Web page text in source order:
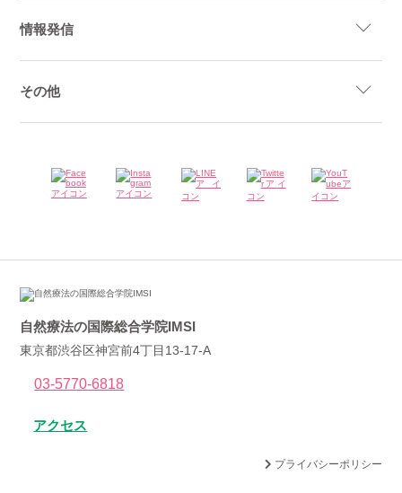
情報発信
その他
自然療法の国際総合学院IMSI
東京都渋谷区神宮前4丁目13-17-A
03-5770-6818
アクセス
プライバシーポリシー